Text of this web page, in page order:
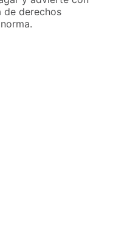
de derechos